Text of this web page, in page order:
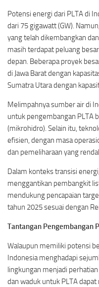
Potensi energi dari PLTA di
dari 75 gigawatt (GW).
yang telah dikembangkan
masih terdapat peluang
depan. Beberapa proyek
di Jawa Barat dengan
Sumatra Utara dengan
Melimpahnya sumber air di
untuk pengembangan PLTA
(mikrohidro). Selain itu,
efisien, dengan masa
dan pemeliharaan yang
Dalam konteks transisi
menggantikan pembangkit
mendukung pencapaian
tahun 2025 sesuai dengan
Tantangan Pengembangan
Walaupun memiliki potensi
Indonesia menghadapi
lingkungan menjadi
dan waduk untuk PLTA